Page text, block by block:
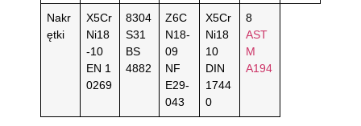
Nakr
ętki
X5Cr
Ni18
-10
EN 1
0269
8304
S31
BS
4882
Z6C
N18-
09
NF
E29-
043
X5Cr
Ni18
10
DIN
1744
0
8
AST
M
A194